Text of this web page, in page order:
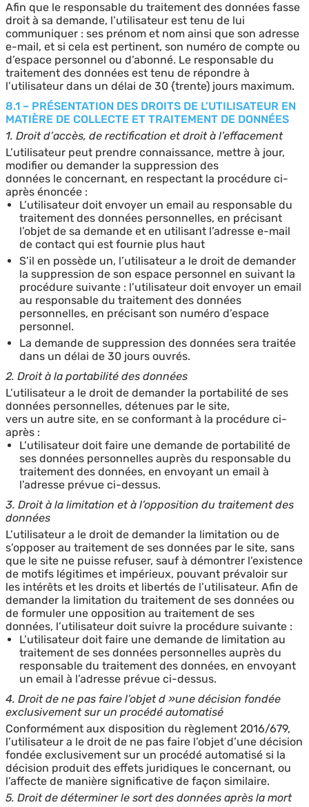
Afin que le responsable du traitement des données fasse
droit à sa demande, l’utilisateur est tenu de lui
communiquer : ses prénom et nom ainsi que son adresse
e-mail, et si cela est pertinent, son numéro de compte ou
d’espace personnel ou d’abonné. Le responsable du
traitement des données est tenu de répondre à
l’utilisateur dans un délai de 30 {trente) jours maximum.
8.1 – PRÉSENTATION DES DROITS DE L’UTILISATEUR EN
MATIÈRE DE COLLECTE ET TRAITEMENT DE DONNÉES
1. Droit d’accès, de rectification et droit à l’effacement
L’utilisateur peut prendre connaissance, mettre à jour,
modifier ou demander la suppression des
données le concernant, en respectant la procédure ci-
après énoncée :
L’utilisateur doit envoyer un email au responsable du
traitement des données personnelles, en précisant
l’objet de sa demande et en utilisant l’adresse e-mail
de contact qui est fournie plus haut
S’il en possède un, l’utilisateur a le droit de demander
la suppression de son espace personnel en suivant la
procédure suivante : l’utilisateur doit envoyer un email
au responsable du traitement des données
personnelles, en précisant son numéro d’espace
personnel.
La demande de suppression des données sera traitée
dans un délai de 30 jours ouvrés.
2. Droit à la portabilité des données
L’utilisateur a le droit de demander la portabilité de ses
données personnelles, détenues par le site,
vers un autre site, en se conformant à la procédure ci-
après :
L’utilisateur doit faire une demande de portabilité de
ses données personnelles auprès du responsable du
traitement des données, en envoyant un email à
l’adresse prévue ci-dessus.
3. Droit à la limitation et à l’opposition du traitement des
données
L’utilisateur a le droit de demander la limitation ou de
s’opposer au traitement de ses données par le site, sans
que le site ne puisse refuser, sauf à démontrer l’existence
de motifs légitimes et impérieux, pouvant prévaloir sur
les intérêts et les droits et libertés de l’utilisateur. Afin de
demander la limitation du traitement de ses données ou
de formuler une opposition au traitement de ses
données, l’utilisateur doit suivre la procédure suivante :
L’utilisateur doit faire une demande de limitation au
traitement de ses données personnelles auprès du
responsable du traitement des données, en envoyant
un email à l’adresse prévue ci-dessus.
4. Droit de ne pas faire l’objet d »une décision fondée
exclusivement sur un procédé automatisé
Conformément aux disposition du règlement 2016/679,
l’utilisateur a le droit de ne pas faire l’objet d’une décision
fondée exclusivement sur un procédé automatisé si la
décision produit des effets juridiques le concernant, ou
l’affecte de manière significative de façon similaire.
5. Droit de déterminer le sort des données après la mort